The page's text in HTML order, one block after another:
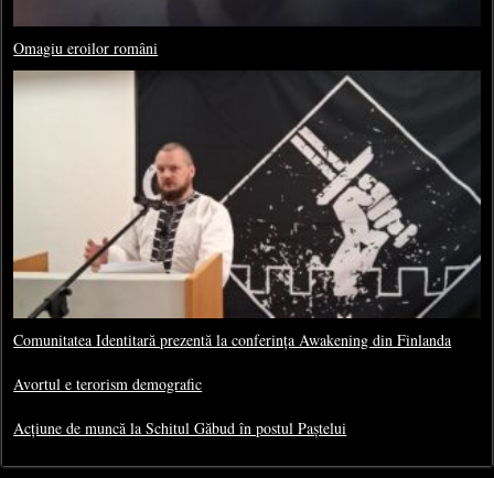
Omagiu eroilor români
Comunitatea Identitară prezentă la conferința Awakening din Finlanda
Avortul e terorism demografic
Acțiune de muncă la Schitul Găbud în postul Paștelui